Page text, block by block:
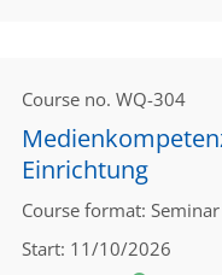
Course no. WQ-304
Einrichtung
Course format Seminar
Start 11/10/2026